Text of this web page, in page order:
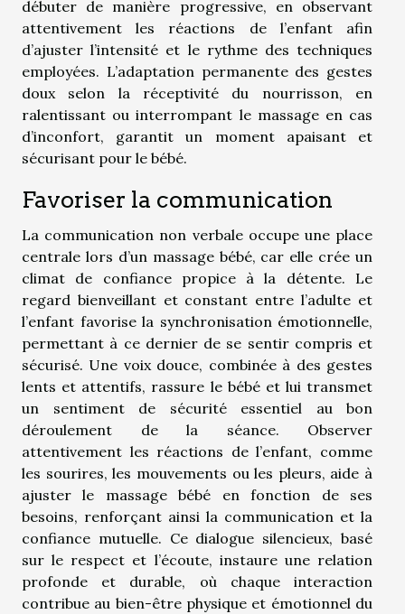
débuter de manière progressive, en observant
attentivement les réactions de l’enfant afin
d’ajuster l’intensité et le rythme des techniques
employées. L’adaptation permanente des gestes
doux selon la réceptivité du nourrisson, en
ralentissant ou interrompant le massage en cas
d’inconfort, garantit un moment apaisant et
sécurisant pour le bébé.
Favoriser la communication
La communication non verbale occupe une place
centrale lors d’un massage bébé, car elle crée un
climat de confiance propice à la détente. Le
regard bienveillant et constant entre l’adulte et
l’enfant favorise la synchronisation émotionnelle,
permettant à ce dernier de se sentir compris et
sécurisé. Une voix douce, combinée à des gestes
lents et attentifs, rassure le bébé et lui transmet
un sentiment de sécurité essentiel au bon
déroulement de la séance. Observer
attentivement les réactions de l’enfant, comme
les sourires, les mouvements ou les pleurs, aide à
ajuster le massage bébé en fonction de ses
besoins, renforçant ainsi la communication et la
confiance mutuelle. Ce dialogue silencieux, basé
sur le respect et l’écoute, instaure une relation
profonde et durable, où chaque interaction
contribue au bien-être physique et émotionnel du